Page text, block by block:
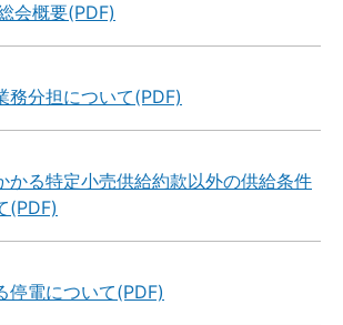
会概要(PDF)
務分担について(PDF)
かる特定小売供給約款以外の供給条件
(PDF)
停電について(PDF)